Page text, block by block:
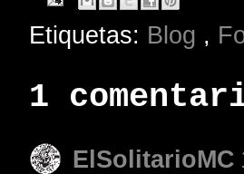
Etiquetas: Blog ,
1
ElSolitarioMC